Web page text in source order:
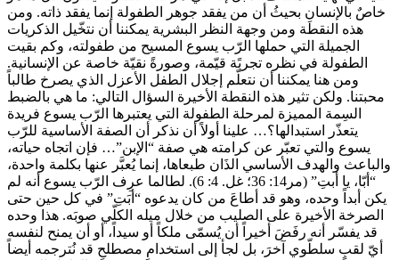
خاصٌ بالإنسانِ بحيثُ أن من يفقد جوهر الطفولة إنما يفقد ذاته. ومن
هذه النقطة ومن وجهة النظر البشرية يمكننا أن نتخّيل الذكريات
الجميلة التي حملها الرّب يسوع المسيح من طفولته، وكم بقيت
الطفولة في نظره تجربًة قيّمة، وصورةً نقيّة خاصة عن الإنسانية.
ومن هنا يمكننا أن نتعلّم إجلال الطفل الأعزل الذي يصرخ طالباً
محبتنا. ولكن تثير هذه النقطة الأخيرة السؤال التالي: ما هي بالضبط
السِمة المميزة لمرحلة الطفولة التي يعتبرها الرّب يسوع فريدة
يتعذّر استبدالها؟… علينا أولاً أن نذكر أن الصفة الأساسية للرّب
يسوع والتي تعبّر عن كرامته هي صفة “الإبن”… فإن اتجاه حياته،
والباعث والهدف الأساسي الذَان طبعاها، إنما يُعبَّر عنها بكلمة واحدة،
“أبّا، يا أبتِ” (مر14: 36؛ غل. 4: 6). لطالما عرِف الرّب يسوع أنه لم
يكن أبداً وحده، وهو قد أطاعَ من كان يدعوه “أبَتِ” في كل حين حتى
الصرخة الأخيرة على الصليب من خلال ميله الكلّي صوبَه. هذا وحده
قد يفسّر أنه رفَضَ أخيراً أن يُسمّى ملكاً أو سيداً، أو أن يمنح لنفسه
أيّ لقبٍ سلطّوي آخرَ، بل لجأ إلى استخدامِ مصطلحٍ قد نُترجمه أيضاً